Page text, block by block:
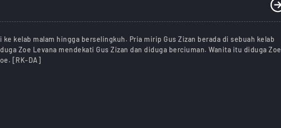
kelab malam hingga berselingkuh. Pria mirip Gus Zizan berada di sebuah kelab
Zoe Levana mendekati Gus Zizan dan diduga berciuman. Wanita itu diduga Zoe
[RK-DA]